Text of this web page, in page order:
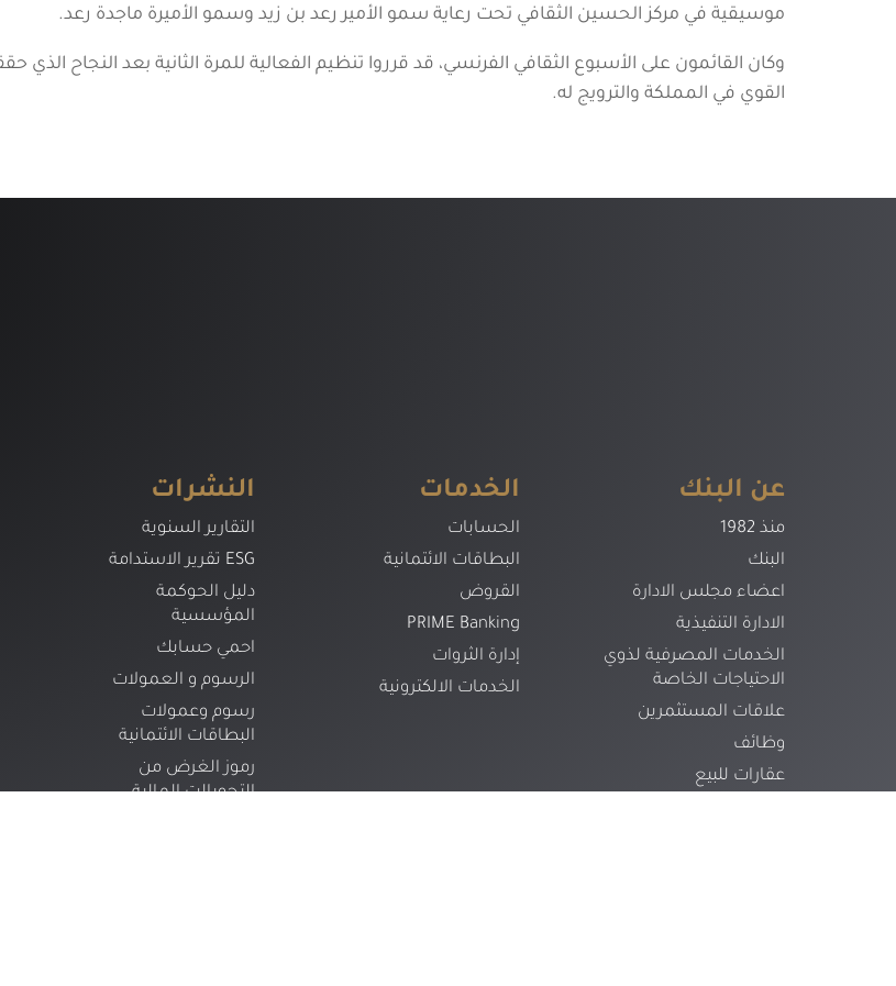
موسيقية في مركز الحسين الثقافي تحت رعاية سمو الأمير رعد بن زيد وسمو الأميرة ماجدة رعد.
القوي في المملكة والترويج له.
النشرات
التقارير السنوية
تقرير الاستدامة ESG
دليل الحوكمة
المؤسسية
احمي حسابك
الرسوم و العمولات
رسوم وعمولات
البطاقات الائتمانية
رموز الغرض من
التحويالت المالية
الخدمات
الحسابات
البطاقات الائتمانية
القروض
PRIME Banking
إدارة الثروات
الخدمات الالكترونية
عن البنك
منذ 1982
البنك
اعضاء مجلس الادارة
الادارة التنفيذية
الخدمات المصرفية لذوي
الاحتياجات الخاصة
علاقات المستثمرين
وظائف
عقارات للبيع